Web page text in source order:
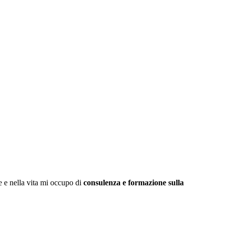
e nella vita mi occupo di consulenza e formazione sulla